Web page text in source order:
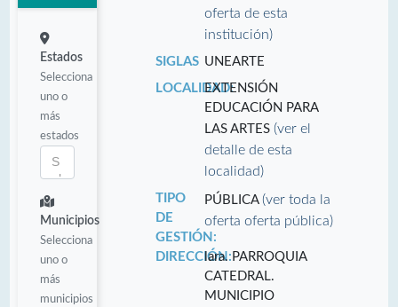
Estados
Selecciona
uno o
más
estados
Municipios
Selecciona
uno o
más
municipios
oferta de esta
institución)
SIGLAS UNEARTE
LOCALIDAD:EXTENSIÓN
EDUCACIÓN PARA
LAS ARTES(ver el
detalle de esta
localidad)
TIPO
DE
GESTIÓN:
PÚBLICA(ver toda la
oferta oferta pública)
DIRECCIÓN:lara. PARROQUIA
CATEDRAL.
MUNICIPIO